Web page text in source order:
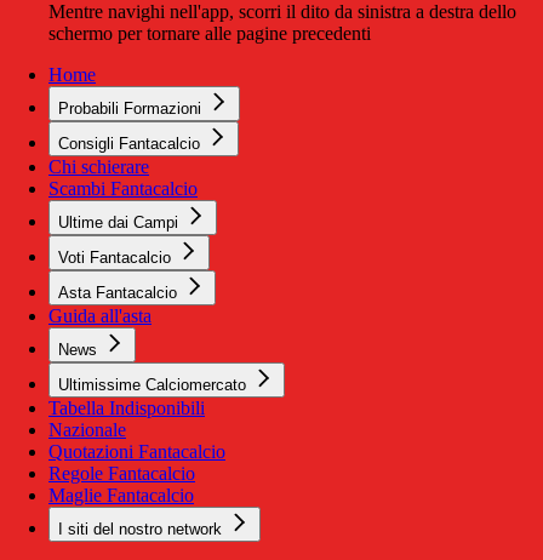
Mentre navighi nell'app, scorri il dito da sinistra a destra dello
schermo per tornare alle pagine precedenti
Home
Probabili Formazioni
Consigli Fantacalcio
Chi schierare
Scambi Fantacalcio
Ultime dai Campi
Voti Fantacalcio
Asta Fantacalcio
Guida all'asta
News
Ultimissime Calciomercato
Tabella Indisponibili
Nazionale
Quotazioni Fantacalcio
Regole Fantacalcio
Maglie Fantacalcio
I siti del nostro network